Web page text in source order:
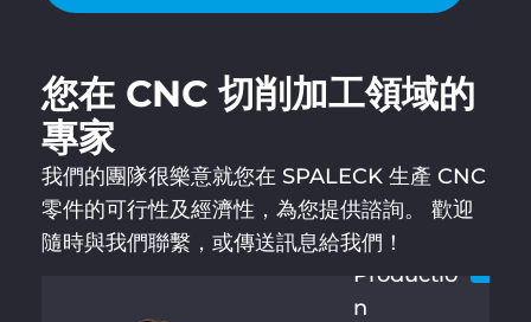
您在 CNC 切削加工領域的
專家
我們的團隊很樂意就您在 SPALECK 生產 CNC
零件的可行性及經濟性，為您提供諮詢。 歡迎
隨時與我們聯繫，或傳送訊息給我們！
ANDREA
SCHEIBN
ER
Productio
n
讓我